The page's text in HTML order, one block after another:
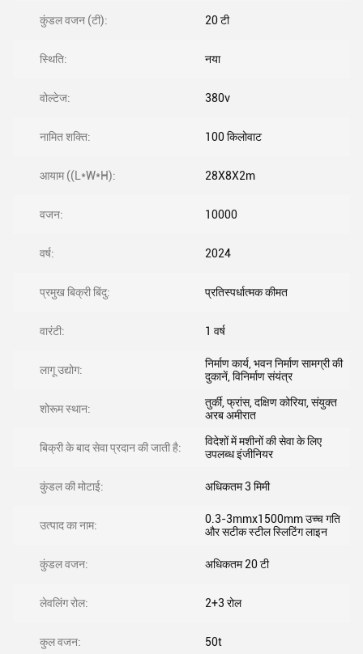
कुंडल वजन (टी): 20 टी
स्थिति: नया
वोल्टेज: 380v
नामित शक्ति: 100 किलोवाट
आयाम ((L*W*H): 28X8X2m
वजन: 10000
वर्ष: 2024
प्रमुख बिक्री बिंदु: प्रतिस्पर्धात्मक कीमत
वारंटी: 1 वर्ष
लागू उद्योग:
निर्माण कार्य, भवन निर्माण सामग्री की
दुकानें, विनिर्माण संयंत्र
शोरूम स्थान:
तुर्की, फ्रांस, दक्षिण कोरिया, संयुक्त
अरब अमीरात
बिक्री के बाद सेवा प्रदान की जाती है:
विदेशों में मशीनों की सेवा के लिए
उपलब्ध इंजीनियर
कुंडल की मोटाई: अधिकतम 3 मिमी
उत्पाद का नाम:
0.3-3mmx1500mm उच्च गति
और सटीक स्टील स्लिटिंग लाइन
कुंडल वजन: अधिकतम 20 टी
लेवलिंग रोल: 2+3 रोल
कुल वजन: 50t